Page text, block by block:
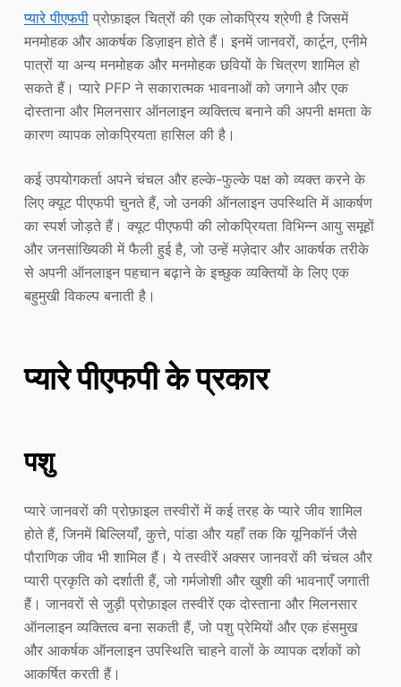
प्यारे पीएफपीप्रोफ़ाइल चित्रों की एक लोकप्रिय श्रेणी है जिसमें
मनमोहक और आकर्षक डिज़ाइन होते हैं। इनमें जानवरों, कार्टून, एनीमे
पात्रों या अन्य मनमोहक और मनमोहक छवियों के चित्रण शामिल हो
सकते हैं। प्यारे PFP ने सकारात्मक भावनाओं को जगाने और एक
दोस्ताना और मिलनसार ऑनलाइन व्यक्तित्व बनाने की अपनी क्षमता के
कारण व्यापक लोकप्रियता हासिल की है।
कई उपयोगकर्ता अपने चंचल और हल्के-फुल्के पक्ष को व्यक्त करने के
लिए क्यूट पीएफपी चुनते हैं, जो उनकी ऑनलाइन उपस्थिति में आकर्षण
का स्पर्श जोड़ते हैं। क्यूट पीएफपी की लोकप्रियता विभिन्न आयु समूहों
और जनसांख्यिकी में फैली हुई है, जो उन्हें मज़ेदार और आकर्षक तरीके
से अपनी ऑनलाइन पहचान बढ़ाने के इच्छुक व्यक्तियों के लिए एक
बहुमुखी विकल्प बनाती है।
प्यारे पीएफपी के प्रकार
पशु
प्यारे जानवरों की प्रोफ़ाइल तस्वीरों में कई तरह के प्यारे जीव शामिल
होते हैं, जिनमें बिल्लियाँ, कुत्ते, पांडा और यहाँ तक कि यूनिकॉर्न जैसे
पौराणिक जीव भी शामिल हैं। ये तस्वीरें अक्सर जानवरों की चंचल और
प्यारी प्रकृति को दर्शाती हैं, जो गर्मजोशी और खुशी की भावनाएँ जगाती
हैं। जानवरों से जुड़ी प्रोफ़ाइल तस्वीरें एक दोस्ताना और मिलनसार
ऑनलाइन व्यक्तित्व बना सकती हैं, जो पशु प्रेमियों और एक हंसमुख
और आकर्षक ऑनलाइन उपस्थिति चाहने वालों के व्यापक दर्शकों को
आकर्षित करती हैं।